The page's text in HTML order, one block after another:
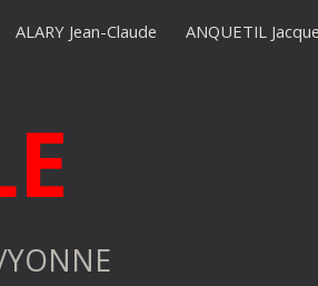
Skip to navigation
ALARY Jean-Claude ANQUETIL
YONNE